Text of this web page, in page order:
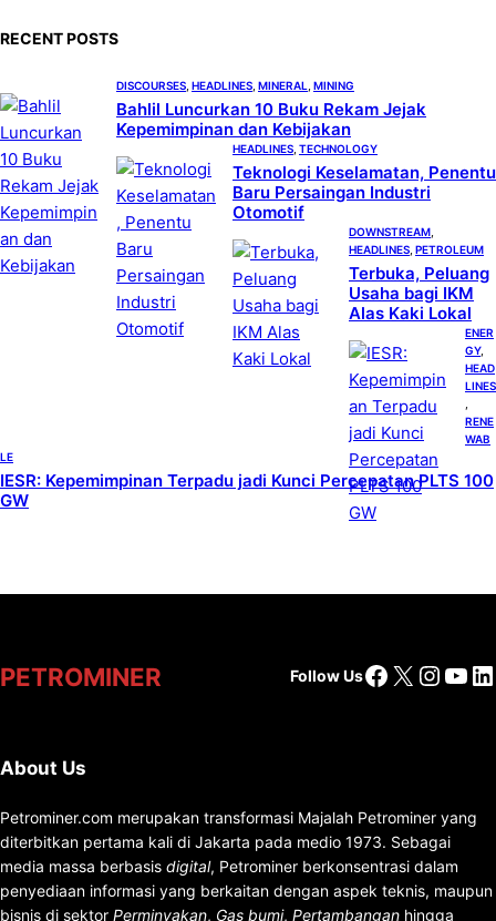
RECENT POSTS
DISCOURSES HEADLINES MINERAL MINING
Bahlil Luncurkan 10 Buku Rekam Jejak
Kepemimpinan dan Kebijakan
HEADLINES TECHNOLOGY
Teknologi Keselamatan, Penentu
Baru Persaingan Industri
Otomotif
DOWNSTREAM
HEADLINES PETROLEUM
Terbuka, Peluang
Usaha bagi IKM
Alas Kaki Lokal
ENER
GY
HEAD
LINES
RENE
WAB
LE
IESR: Kepemimpinan Terpadu jadi Kunci Percepatan PLTS 100
GW
PETROMINER Follow UsFacebook
X
About Us
Petrominer.com merupakan transformasi Majalah Petrominer yang
diterbitkan pertama kali di Jakarta pada medio 1973. Sebagai
media massa berbasis digital, Petrominer berkonsentrasi dalam
penyediaan informasi yang berkaitan dengan aspek teknis, maupun
bisnis di sektor Perminyakan, Gas bumi, Pertambangan hingga